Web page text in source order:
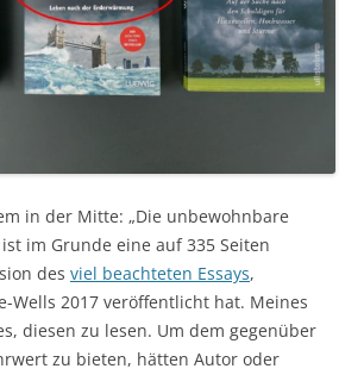
in der Mitte: „Die unbewohnbare
ist im Grunde eine auf 335 Seiten
des viel beachteten Essays,
Wells 2017 veröffentlicht hat. Meines
diesen zu lesen. Um dem gegenüber
zu bieten, hätten Autor oder